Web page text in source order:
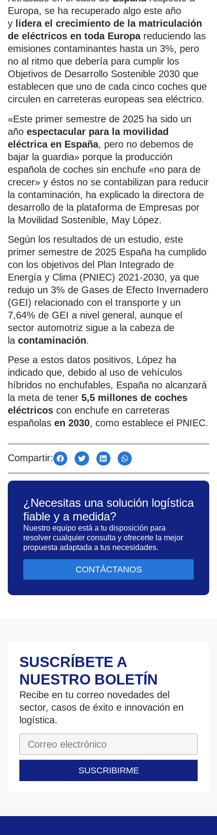
Europa, se ha recuperado algo este año
y lidera el crecimiento de la matriculación
de eléctricos en toda Europareduciendo las
emisiones contaminantes hasta un 3%, pero
no al ritmo que debería para cumplir los
Objetivos de Desarrollo Sostenible 2030 que
establecen que uno de cada cinco coches que
circulen en carreteras europeas sea eléctrico.
«Este primer semestre de 2025 ha sido un
año espectacular para la movilidad
eléctrica en España, pero no debemos de
bajar la guardia» porque la producción
española de coches sin enchufe «no para de
crecer» y éstos no se contabilizan para reducir
la contaminación, ha explicado la directora de
desarrollo de la plataforma de Empresas por
la Movilidad Sostenible, May López.
Según los resultados de un estudio, este
primer semestre de 2025 España ha cumplido
con los objetivos del Plan Integrado de
Energía y Clima (PNIEC) 2021-2030, ya que
redujo un 3% de Gases de Efecto Invernadero
(GEI) relacionado con el transporte y un
7,64% de GEI a nivel general, aunque el
sector automotriz sigue a la cabeza de
la contaminación.
Pese a estos datos positivos, López ha
indicado que, debido al uso de vehículos
híbridos no enchufables, España no alcanzará
la meta de tener 5,5 millones de coches
eléctricos con enchufe en carreteras
españolas en 2030, como establece el PNIEC.
Compartir:
¿Necesitas una solución logística
fiable y a medida?
Nuestro equipo está a tu disposición para
resolver cualquier consulta y ofrecerte la mejor
propuesta adaptada a tus necesidades.
CONTÁCTANOS
SUSCRÍBETE A
NUESTRO BOLETÍN
Recibe en tu correo novedades del
sector, casos de éxito e innovación en
logística.
SUSCRIBIRME